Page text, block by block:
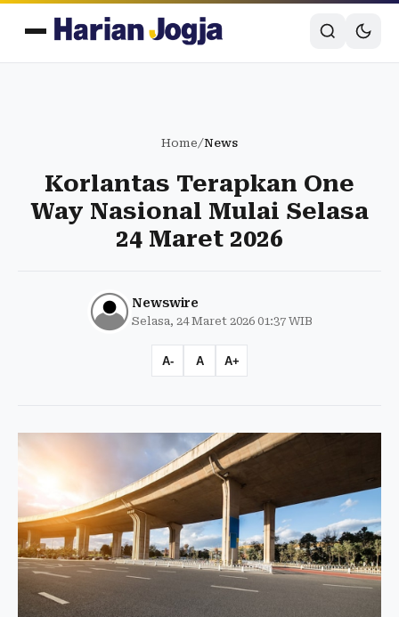
Home/News
Korlantas Terapkan One
Way Nasional Mulai Selasa
24 Maret 2026
Newswire
Selasa, 24 Maret 2026 01:37 WIB
A- A A+